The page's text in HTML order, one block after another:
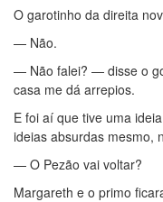
O garotinho da direita
— Não.
— Não falei? — disse o
casa me dá arrepios.
E foi aí que tive uma
ideias absurdas mesmo,
— O Pezão vai voltar?
Margareth e o primo